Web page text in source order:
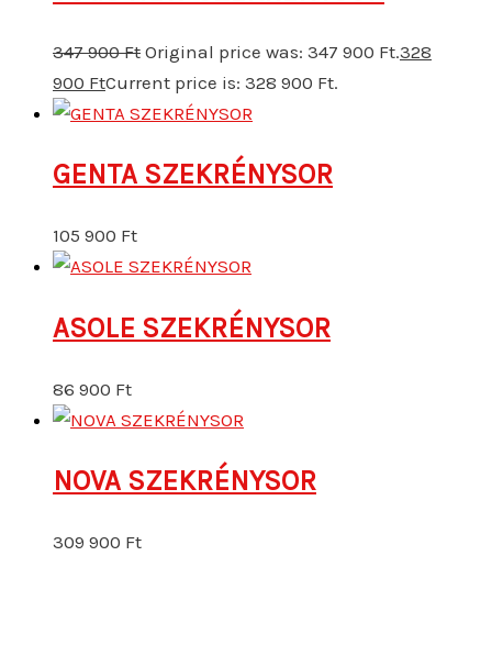
347 900Ft Original price was: 347 900 Ft.328
900 FtCurrent price is: 328 900 Ft.
GENTA SZEKRÉNYSOR
105 900 Ft
ASOLE SZEKRÉNYSOR
86 900 Ft
NOVA SZEKRÉNYSOR
309 900 Ft